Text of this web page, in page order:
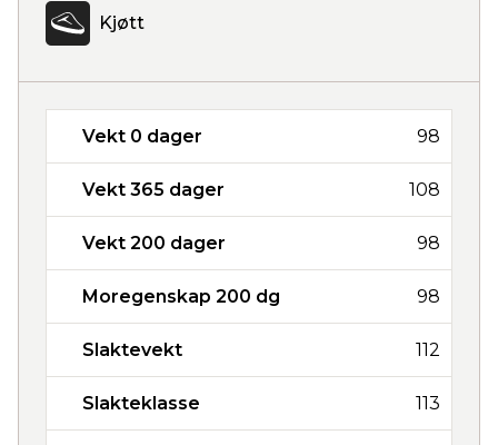
Kjøtt
Vekt 0 dager 98
Vekt 365 dager 108
Vekt 200 dager 98
Moregenskap 200 dg 98
Slaktevekt 112
Slakteklasse 113